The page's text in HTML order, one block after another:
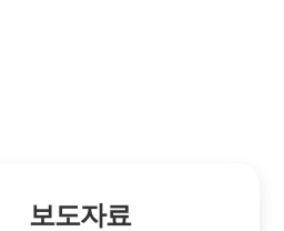
보도자료